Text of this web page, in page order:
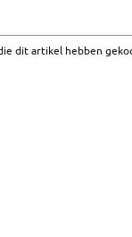
dit artikel hebben